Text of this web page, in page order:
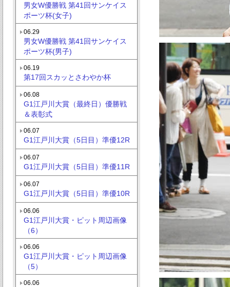
男女W優勝戦 第41回サンケイス
ポーツ杯(女子)
06.29
男女W優勝戦 第41回サンケイス
ポーツ杯(男子)
06.19
第17回スカッとさわやか杯
06.08
G1江戸川大賞（最終日）優勝戦
＆表彰式
06.07
G1江戸川大賞（5日目）準優12R
06.07
G1江戸川大賞（5日目）準優11R
06.07
G1江戸川大賞（5日目）準優10R
06.06
G1江戸川大賞・ピット周辺画像
（6）
06.06
G1江戸川大賞・ピット周辺画像
（5）
06.06